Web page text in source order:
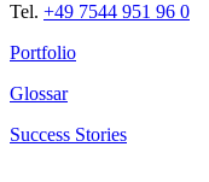
Tel. +49 7544 951 96 0
Portfolio
Glossar
Success Stories